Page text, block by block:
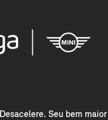
Desacelere. Seu bem